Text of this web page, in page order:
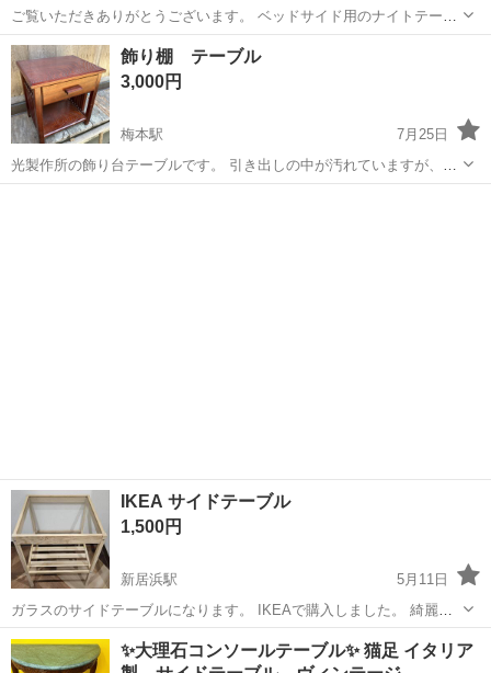
ご覧いただきありがとうございます。 ベッドサイド用のナイトテーブ
ルです。 幅460 奥行き370 高さ425 フランスベッド製で古いものです
が造りはしっかりしています。引き出しの開閉などもスムーズです。
経年...
愛媛 新居浜市 新居浜駅 テーブル
飾り棚 テーブル
3,000円
梅本駅
7月25日
光製作所の飾り台テーブルです。 引き出しの中が汚れていますが、紙
やすりで擦れば取れそうな気がします。または紙などを敷けば大丈夫
IKEA サイドテーブル
1,500円
新居浜駅
5月11日
ガラスのサイドテーブルになります。 IKEAで購入しました。 綺麗な
状態です。 2つあります。 取りに来てくれる方限定です。 よろしくお
願い致します。 取引場所 西条市大町 5月24日まで!! 24日を過ぎると
愛媛 新居浜市 新居浜駅 サイドテーブル
✨大理石コンソールテーブル✨ 猫足 イタリア